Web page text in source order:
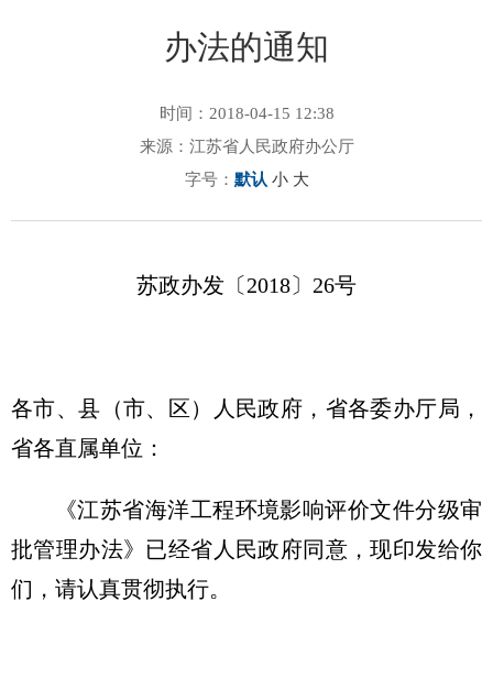
办法的通知
时间：2018-04-15 12:38
来源：江苏省人民政府办公厅
字号： 默认 小 大
苏政办发〔2018〕26号
各市、县（市、区）人民政府，省各委办厅局，
省各直属单位：
《江苏省海洋工程环境影响评价文件分级审
批管理办法》已经省人民政府同意，现印发给你
们，请认真贯彻执行。